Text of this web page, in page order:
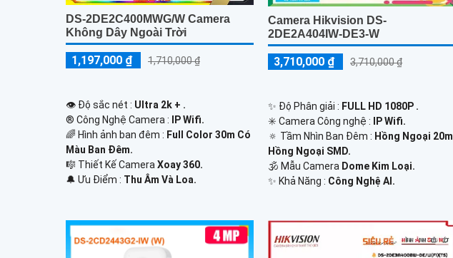
DS-2DE2C400MWG/W Camera
Không Dây Ngoài Trời
1,197,000 ₫ 1,710,000 ₫
👁 Độ sắc nét : Ultra 2k + .
®️ Công Nghệ Camera :
IP Wifi.
🌈 Hình ảnh ban đêm : Full Color 30m Có
Màu Ban Ðêm.
🎼️ Thiết Kế Camera Xoay 360.
️🔔 Ưu Điểm : Thu Âm Và Loa.
Camera Hikvision DS-
2DE2A404IW-DE3-W
3,710,000 ₫ 3,710,000 ₫
✨ Độ Phân giải : FULL HD 1080P .
✳️ Camera Công nghệ :
IP Wifi.
🔅 Tầm Nhìn Ban Đêm : Hồng Ngoại 20m
Hồng Ngoại SMD.
🕉️ Mẫu Camera Dome Kim Loại.
️✨ Khả Năng : Công Nghệ AI.